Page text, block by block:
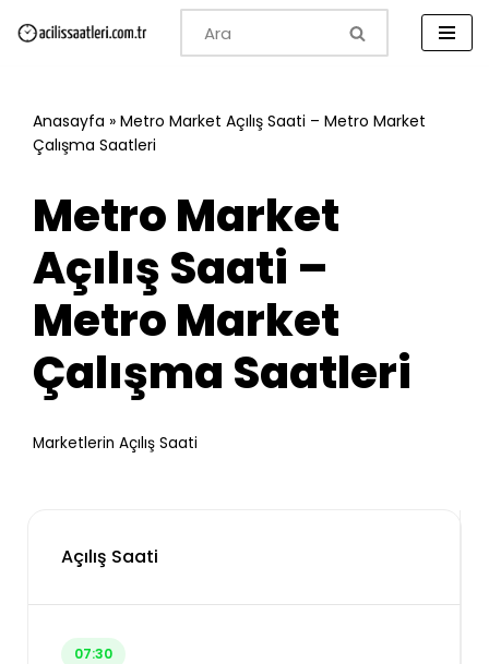
Anasayfa » Metro Market Açılış Saati – Metro Market
Çalışma Saatleri
Metro Market
Açılış Saati –
Metro Market
Çalışma Saatleri
Marketlerin Açılış Saati
Açılış Saati
07:30